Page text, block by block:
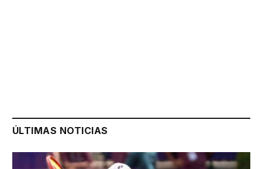
ÚLTIMAS NOTICIAS